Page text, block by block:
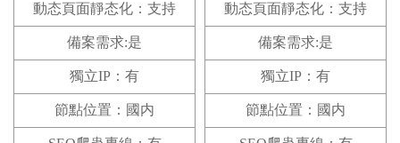
動态頁面靜态化：支持
備案需求:是
獨立IP：有
節點位置：國内
動态頁面靜态化：支持
備案需求:是
獨立IP：有
節點位置：國内